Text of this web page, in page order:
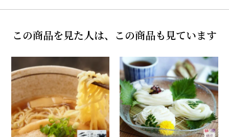
この商品を見た人は、この商品も見ています